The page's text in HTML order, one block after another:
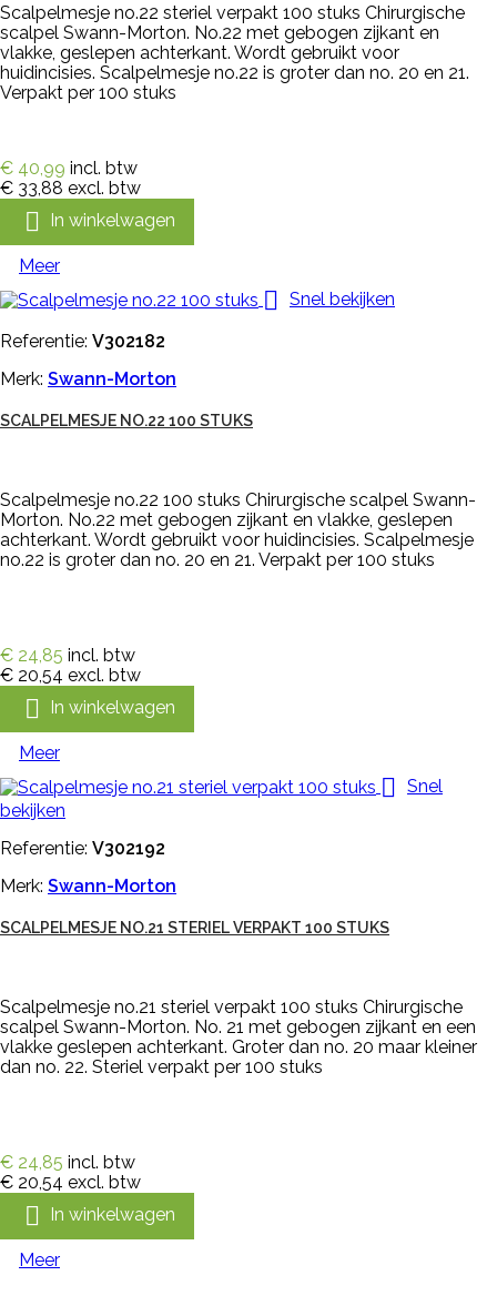
Scalpelmesje no.22 steriel verpakt 100 stuks Chirurgische
scalpel Swann-Morton. No.22 met gebogen zijkant en
vlakke, geslepen achterkant. Wordt gebruikt voor
huidincisies. Scalpelmesje no.22 is groter dan no. 20 en 21.
Verpakt per 100 stuks
€ 40,99 incl. btw
€ 33,88 excl. btw
 In winkelwagen
Meer
 Snel bekijken
Referentie: V302182
Merk: Swann-Morton
SCALPELMESJE NO.22 100 STUKS
Scalpelmesje no.22 100 stuks Chirurgische scalpel Swann-
Morton. No.22 met gebogen zijkant en vlakke, geslepen
achterkant. Wordt gebruikt voor huidincisies. Scalpelmesje
no.22 is groter dan no. 20 en 21. Verpakt per 100 stuks
€ 24,85 incl. btw
€ 20,54 excl. btw
 In winkelwagen
Meer
 Snel
bekijken
Referentie: V302192
Merk: Swann-Morton
SCALPELMESJE NO.21 STERIEL VERPAKT 100 STUKS
Scalpelmesje no.21 steriel verpakt 100 stuks Chirurgische
scalpel Swann-Morton. No. 21 met gebogen zijkant en een
vlakke geslepen achterkant. Groter dan no. 20 maar kleiner
dan no. 22. Steriel verpakt per 100 stuks
€ 24,85 incl. btw
€ 20,54 excl. btw
 In winkelwagen
Meer